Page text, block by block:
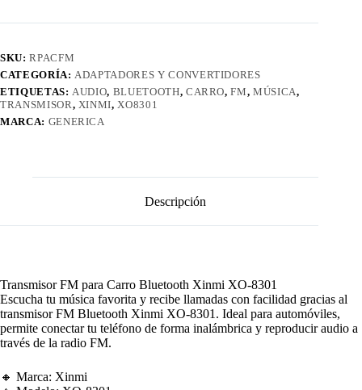
SKU:RPACFM
CATEGORÍA: ADAPTADORES Y CONVERTIDORES
ETIQUETAS: AUDIO, BLUETOOTH, CARRO,FM,MÚSICA,
TRANSMISOR, XINMI, XO8301
MARCA: GENERICA
Descripción
Transmisor FM para Carro Bluetooth Xinmi XO-8301
Escucha tu música favorita y recibe llamadas con facilidad gracias al
transmisor FM Bluetooth Xinmi XO-8301. Ideal para automóviles,
permite conectar tu teléfono de forma inalámbrica y reproducir audio a
través de la radio FM.
🔸 Marca: Xinmi